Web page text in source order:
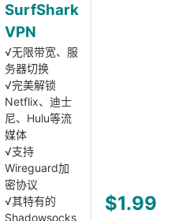
SurfShark
VPN
√无限带宽、服
务器切换
√完美解锁
Netflix、迪士
尼、Hulu等流
媒体
√支持
Wireguard加
密协议
√其特有的
Shadowsocks
$1.99